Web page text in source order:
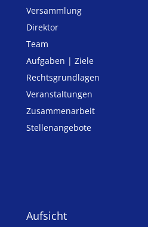
Versammlung
Direktor
Team
Aufgaben | Ziele
Rechtsgrundlagen
Veranstaltungen
Zusammenarbeit
Stellenangebote
Aufsicht